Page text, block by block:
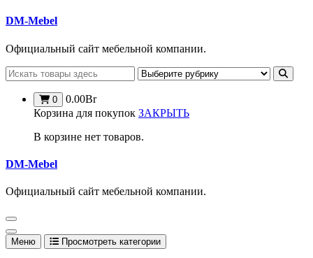
Перейти
содержимому
DM-Mebel
Официальный сайт мебельной компании.
0 0.00Br
Корзина для покупок ЗАКРЫТЬ
В корзине нет товаров.
DM-Mebel
Официальный сайт мебельной компании.
Меню Просмотреть категории